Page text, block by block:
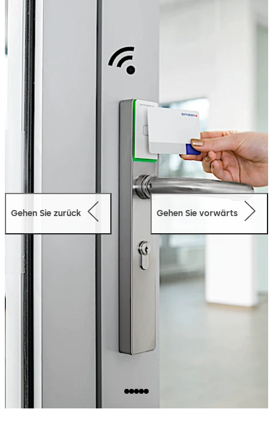
Ort-Programmierung entfällt. Vom Computer aus haben
Sie vollen Zugriff auf die Türkomponenten.
Lesen Sie mehr dazu in der Broschüre oder betrachten
Sie das Video.
Gehen Sie zurück Gehen Sie vorwärts